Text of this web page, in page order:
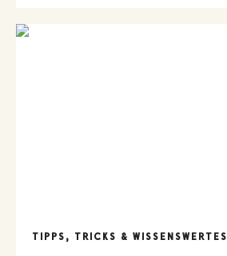
TIPPS, TRICKS & WISSENSWERTES